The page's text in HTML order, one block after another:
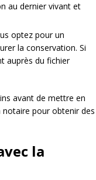
au dernier vivant et
optez pour un
la conservation. Si
auprès du fichier
avant de mettre en
notaire pour obtenir des
la